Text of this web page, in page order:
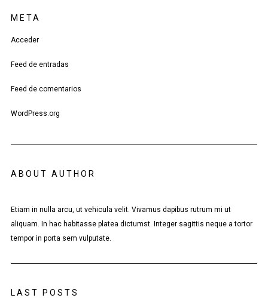
META
Acceder
Feed de entradas
Feed de comentarios
WordPress.org
ABOUT AUTHOR
Etiam in nulla arcu, ut vehicula velit. Vivamus dapibus rutrum mi ut
aliquam. In hac habitasse platea dictumst. Integer sagittis neque a tortor
tempor in porta sem vulputate.
LAST POSTS